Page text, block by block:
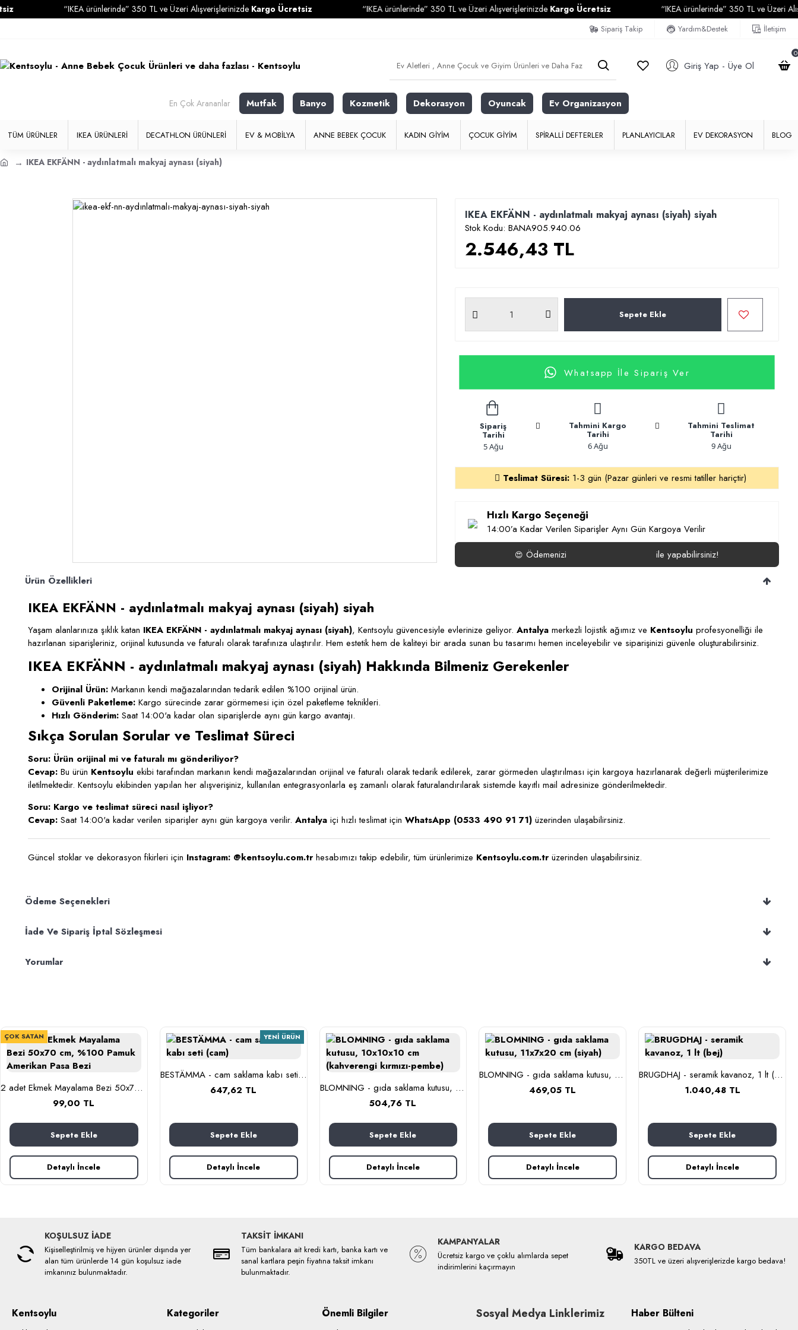
“IKEA ürünlerinde” 350 TL ve Üzeri AlışverişlerinizdeKargo Ücretsiz “IKEA ürünlerinde” 350 TL ve Üzeri AlışverişlerinizdeKargo Ücretsiz “IKEA ürünlerinde” 350 TL ve Üzeri
Sipariş Takip Yardım&Destek İletişim
Giriş Yap - Üye Ol
0
En Çok Arananlar Mutfak Banyo Kozmetik Dekorasyon Oyuncak Ev Organizasyon
TÜM ÜRÜNLER IKEA ÜRÜNLERI DECATHLON ÜRÜNLERI EV & MOBILYA ANNE BEBEK ÇOCUK KADIN GIYIM ÇOCUK GIYIM SPIRALLI DEFTERLER PLANLAYICILAR EV DEKORASYON BLOG
IKEA EKFÄNN - aydınlatmalı makyaj aynası (siyah)
IKEA EKFÄNN - aydınlatmalı makyaj aynası (siyah) siyah
Stok Kodu: BANA905.940.06
2.546,43 TL
Sepete Ekle
Whatsapp İle Sipariş Ver
Sipariş
Tarihi
5 Ağu
Tahmini Kargo
Tarihi
6 Ağu
Tahmini Teslimat
Tarihi
9 Ağu
Teslimat Süresi: 1-3 gün (Pazar günleri ve resmi tatiller hariçtir)
Hızlı Kargo Seçeneği
14:00’a Kadar Verilen Siparişler Aynı Gün Kargoya Verilir
😍 Ödemenizi
ile yapabilirsiniz!
Ürün Özellikleri
IKEA EKFÄNN - aydınlatmalı makyaj aynası (siyah) siyah
Yaşam alanlarınıza şıklık katan IKEA EKFÄNN - aydınlatmalı makyaj aynası (siyah), Kentsoylu güvencesiyle evlerinize geliyor. Antalya merkezli lojistik ağımız ve Kentsoylu profesyonelliği ile
hazırlanan siparişleriniz, orijinal kutusunda ve faturalı olarak tarafınıza ulaştırılır. Hem estetik hem de kaliteyi bir arada sunan bu tasarımı hemen inceleyebilir ve siparişinizi güvenle oluşturabilirsiniz.
IKEA EKFÄNN - aydınlatmalı makyaj aynası (siyah) Hakkında Bilmeniz Gerekenler
Orijinal Ürün: Markanın kendi mağazalarından tedarik edilen %100 orijinal ürün.
Güvenli Paketleme: Kargo sürecinde zarar görmemesi için özel paketleme teknikleri.
Hızlı Gönderim: Saat 14:00'a kadar olan siparişlerde aynı gün kargo avantajı.
Sıkça Sorulan Sorular ve Teslimat Süreci
Soru: Ürün orijinal mi ve faturalı mı gönderiliyor?
Cevap: Bu ürün Kentsoylu ekibi tarafından markanın kendi mağazalarından orijinal ve faturalı olarak tedarik edilerek, zarar görmeden ulaştırılması için kargoya hazırlanarak değerli müşterilerimize
iletilmektedir. Kentsoylu ekibinden yapılan her alışverişiniz, kullanılan entegrasyonlarla eş zamanlı olarak faturalandırılarak sistemde kayıtlı mail adresinize gönderilmektedir.
Soru: Kargo ve teslimat süreci nasıl işliyor?
Cevap: Saat 14:00'a kadar verilen siparişler aynı gün kargoya verilir. Antalya içi hızlı teslimat için WhatsApp (0533 490 91 71) üzerinden ulaşabilirsiniz.
Güncel stoklar ve dekorasyon fikirleri için Instagram: @kentsoylu.com.trhesabımızı takip edebilir, tüm ürünlerimize Kentsoylu.com.trüzerinden ulaşabilirsiniz.
Ödeme Seçenekleri
İade Ve Sipariş İptal Sözleşmesi
Yorumlar
ÇOK SATAN
2 adet Ekmek Mayalama Bezi 50x70 cm, %100 Pamuk Amerikan Pasa Bezi
99,00 TL
Sepete Ekle
Detaylı İncele
YENI ÜRÜN
BESTÄMMA - cam saklama kabı seti (cam)
647,62 TL
Sepete Ekle
Detaylı İncele
BLOMNING - gıda saklama kutusu, 10x10x10 cm (kahverengi kırmızı-pembe)
504,76 TL
Sepete Ekle
Detaylı İncele
BLOMNING - gıda saklama kutusu, 11x7x20 cm (siyah)
469,05 TL
Sepete Ekle
Detaylı İncele
BRUGDHAJ - seramik kavanoz, 1 lt (bej)
1.040,48 TL
Sepete Ekle
Detaylı İncele
KOŞULSUZ İADE
Kişiselleştirilmiş ve hijyen ürünler dışında yer
alan tüm ürünlerde 14 gün koşulsuz iade
imkanınız bulunmaktadır.
TAKSİT İMKANI
Tüm bankalara ait kredi kartı, banka kartı ve
sanal kartlara peşin fiyatına taksit imkanı
bulunmaktadır.
KAMPANYALAR
Ücretsiz kargo ve çoklu alımlarda sepet
indirimlerini kaçırmayın
KARGO BEDAVA
350TL ve üzeri alışverişlerizde kargo bedava!
Kentsoylu Kategoriler Önemli Bilgiler Sosyal Medya Linklerimiz Haber Bülteni